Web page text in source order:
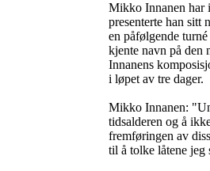
Mikko Innanen har
presenterte han
en påfølgende
kjente navn på den
Innanens
i løpet av tre dager.
Mikko Innanen:
tidsalderen og å
fremføringen av
til å tolke låtene jeg